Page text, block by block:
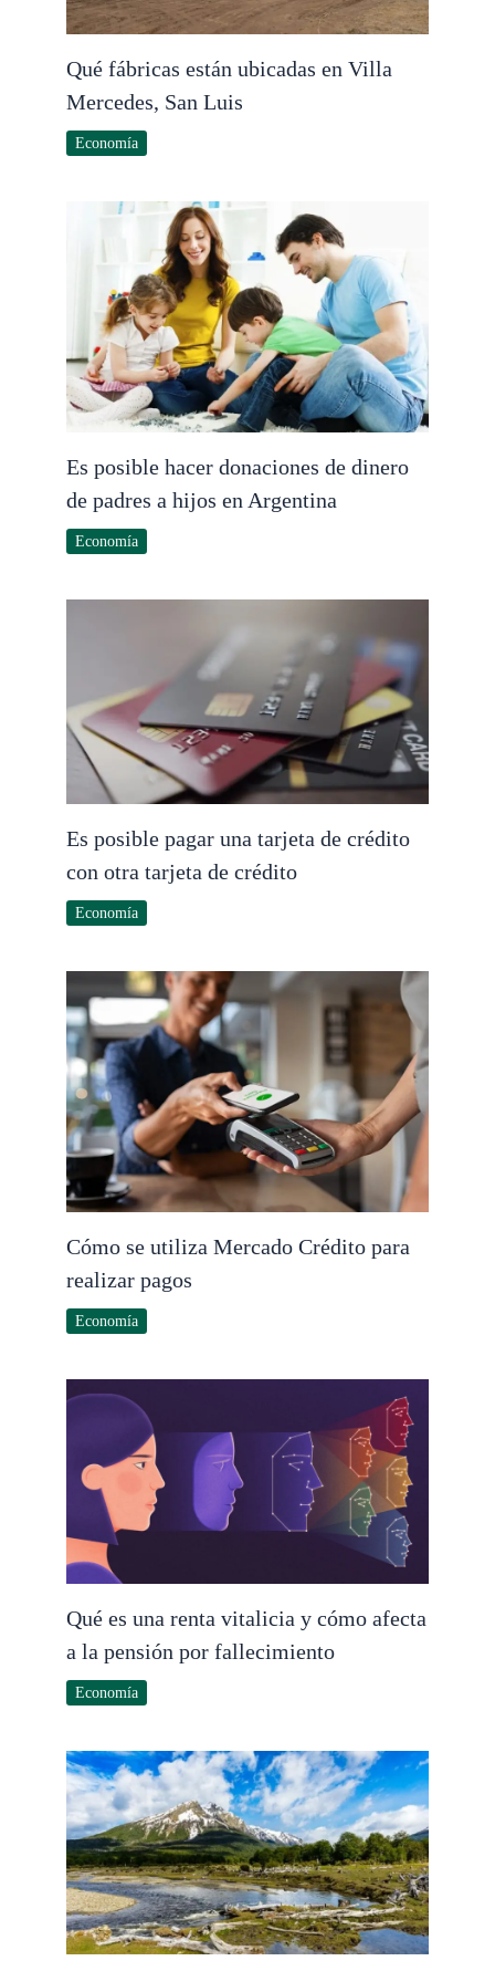
Qué fábricas están ubicadas en Villa
Mercedes, San Luis
Economía
Es posible hacer donaciones de dinero
de padres a hijos en Argentina
Economía
Es posible pagar una tarjeta de crédito
con otra tarjeta de crédito
Economía
Cómo se utiliza Mercado Crédito para
realizar pagos
Economía
Qué es una renta vitalicia y cómo afecta
a la pensión por fallecimiento
Economía